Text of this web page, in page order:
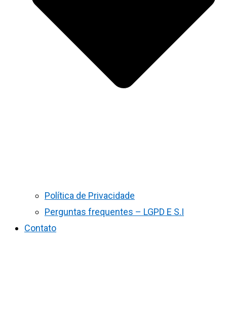
Política de Privacidade
Perguntas frequentes – LGPD E S.I
Contato